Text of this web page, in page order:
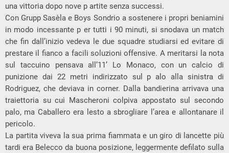
una vittoria dopo nove p artite senza successi.
Con Grupp Sasèla e Boys Sondrio a sostenere i propri beniamini
in modo incessante p er tutti i 90 minuti, si snodava un match
che fin dall’inizio vedeva le due squadre studiarsi ed evitare di
prestare il fianco a facili soluzioni offensive. A meritarsi la nota
sul taccuino pensava all’11’ Lo Monaco, con un calcio di
punizione dai 22 metri indirizzato sul p alo alla sinistra di
Rodriguez, che deviava in corner. Dalla bandierina arrivava una
traiettoria su cui Mascheroni colpiva appostato sul secondo
palo, ma Caballero era lesto a sbrogliare l’area e allontanare il
pericolo.
La partita viveva la sua prima fiammata e un giro di lancette più
tardi era Belecco da buona posizione, leggermente defilato sulla